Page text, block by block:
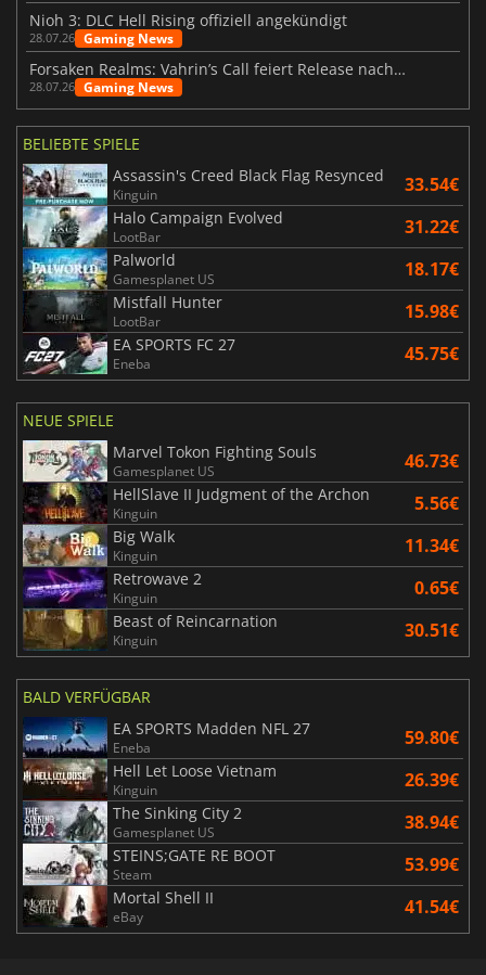
Nioh 3: DLC Hell Rising offiziell angekündigt
28.07.26 Gaming News
Forsaken Realms: Vahrin’s Call feiert Release nach 10 Jahren
28.07.26 Gaming News
BELIEBTE SPIELE
Assassin's Creed Black Flag Resynced
Kinguin 33.54€
Halo Campaign Evolved
LootBar 31.22€
Palworld
Gamesplanet US 18.17€
Mistfall Hunter
LootBar 15.98€
EA SPORTS FC 27
Eneba 45.75€
NEUE SPIELE
Marvel Tokon Fighting Souls
Gamesplanet US 46.73€
HellSlave II Judgment of the Archon
Kinguin 5.56€
Big Walk
Kinguin 11.34€
Retrowave 2
Kinguin 0.65€
Beast of Reincarnation
Kinguin 30.51€
BALD VERFÜGBAR
EA SPORTS Madden NFL 27
Eneba 59.80€
Hell Let Loose Vietnam
Kinguin 26.39€
The Sinking City 2
Gamesplanet US 38.94€
STEINS;GATE RE BOOT
Steam 53.99€
Mortal Shell II
eBay 41.54€